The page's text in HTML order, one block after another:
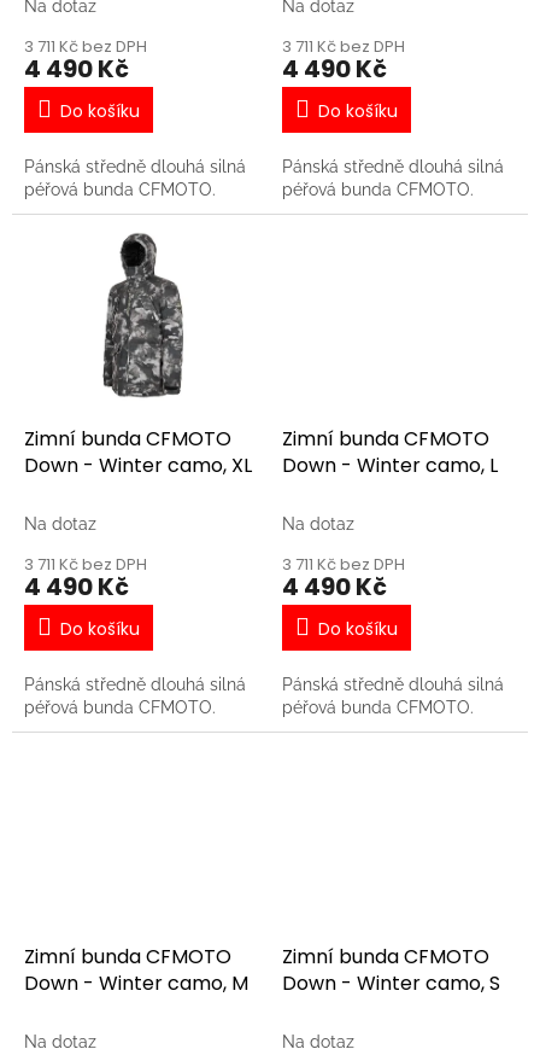
Na dotaz
3 711 Kč bez DPH
4 490 Kč
Do košíku
Pánská středně dlouhá silná
péřová bunda CFMOTO.
Na dotaz
3 711 Kč bez DPH
4 490 Kč
Do košíku
Pánská středně dlouhá silná
péřová bunda CFMOTO.
Zimní bunda CFMOTO
Down - Winter camo, XL
Na dotaz
3 711 Kč bez DPH
4 490 Kč
Do košíku
Pánská středně dlouhá silná
péřová bunda CFMOTO.
Zimní bunda CFMOTO
Down - Winter camo, L
Na dotaz
3 711 Kč bez DPH
4 490 Kč
Do košíku
Pánská středně dlouhá silná
péřová bunda CFMOTO.
Zimní bunda CFMOTO
Down - Winter camo, M
Na dotaz
Zimní bunda CFMOTO
Down - Winter camo, S
Na dotaz